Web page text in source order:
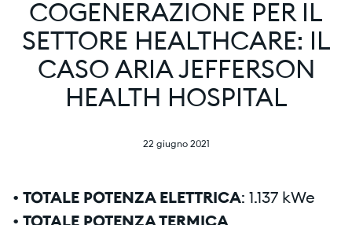
COGENERAZIONE PER IL
SETTORE HEALTHCARE: IL
CASO ARIA JEFFERSON
HEALTH HOSPITAL
22 giugno 2021
• TOTALE POTENZA ELETTRICA: 1.137 kWe